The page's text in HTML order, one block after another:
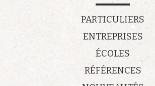
PARTICULIERS
ENTREPRISES
ÉCOLES
RÉFÉRENCES